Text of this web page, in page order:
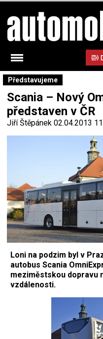
Představujeme
Scania – Nový
představen v ČR
Jiří Štěpánek 02.04.2013
Loni na podzim byl v
autobus Scania
meziměstskou dopravu
vzdálenosti.